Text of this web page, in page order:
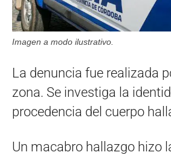
Imagen a modo ilustrativo.
La denuncia fue realizada
zona. Se investiga la
procedencia del cuerpo
Un macabro hallazgo hizo